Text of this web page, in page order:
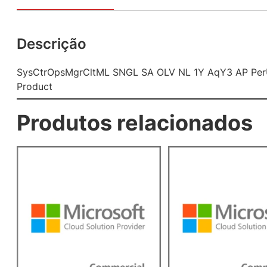
Descrição
SysCtrOpsMgrCltML SNGL SA OLV NL 1Y AqY3 AP
Product
Produtos relacionados